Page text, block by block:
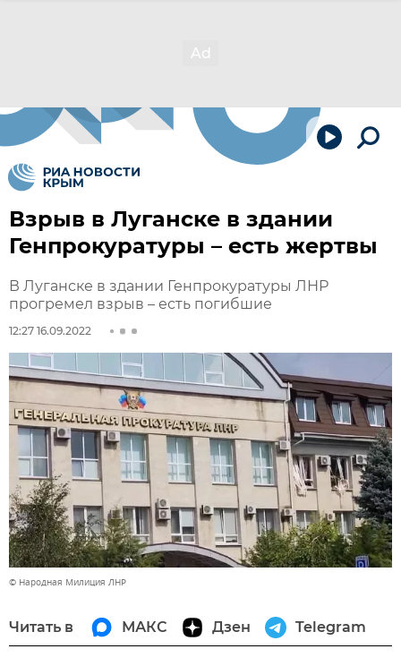
Взрыв в Луганске в здании
Генпрокуратуры – есть жертвы
В Луганске в здании Генпрокуратуры ЛНР
прогремел взрыв – есть погибшие
12:27 16.09.2022
© Народная Милиция ЛНР
Читать в МАКС Дзен Telegram